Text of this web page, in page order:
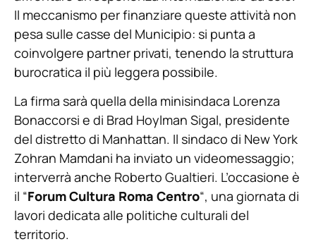
Il meccanismo per finanziare queste attività non
pesa sulle casse del Municipio: si punta a
coinvolgere partner privati, tenendo la struttura
burocratica il più leggera possibile.
La firma sarà quella della minisindaca Lorenza
Bonaccorsi e di Brad Hoylman Sigal, presidente
del distretto di Manhattan. Il sindaco di New York
Zohran Mamdani ha inviato un videomessaggio;
interverrà anche Roberto Gualtieri. L’occasione è
il “Forum Cultura Roma Centro“, una giornata di
lavori dedicata alle politiche culturali del
territorio.